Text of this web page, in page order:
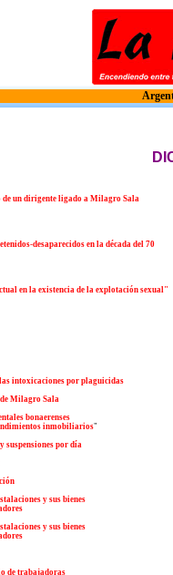
de un dirigente ligado a Milagro Sala
desaparecidos en la década del 70
en la existencia de la explotación sexual"
intoxicaciones por plaguicidas
Milagro Sala
bonaerenses
inmobiliarios"
suspensiones por día
y sus bienes
y sus bienes
de trabajadoras